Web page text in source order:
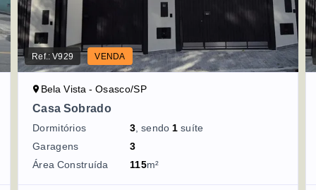
Ref.:V929 VENDA
Bela Vista - Osasco/SP
Casa Sobrado
Dormitórios 3 , sendo 1 suíte
Garagens
3
Área Construída
115m²